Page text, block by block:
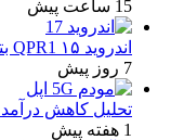
15 ساعت پیش
اندروید ۱۵ QPR1 بتا ۳: تمرکز انحصاری بر پایداری و رفع اشکالات
7 روز پیش
تحلیل کاهش
1 هفته پیش